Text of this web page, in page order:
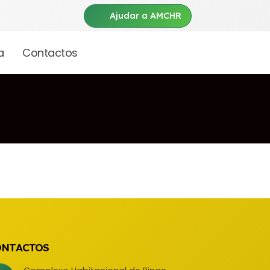
Ajudar a AMCHR
Contactos